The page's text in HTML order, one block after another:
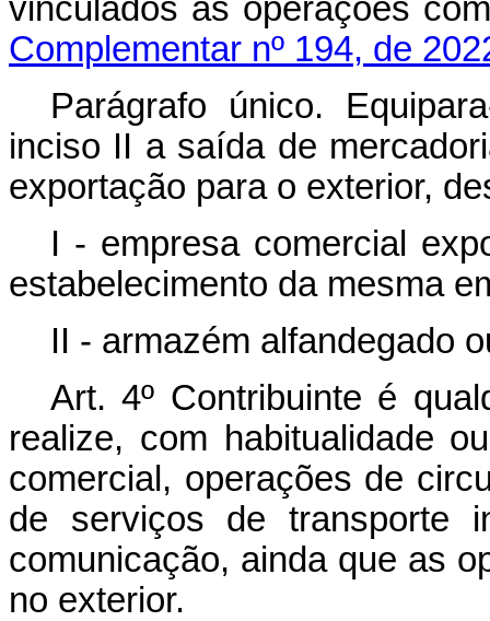
vinculados às operações
Complementar nº 194, de
Parágrafo único.
inciso II a saída de
exportação para o exterior,
I - empresa comercial
estabelecimento da mesma
II - armazém alfandegado
Art. 4º Contribuinte é
realize, com habitualidade
comercial, operações de
de serviços de transporte
comunicação, ainda que as
no exterior.